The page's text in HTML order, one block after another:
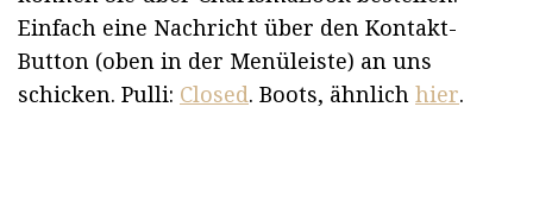
Einfach eine Nachricht über den Kontakt-
Button (oben in der Menüleiste) an uns
schicken. Pulli: Closed. Boots, ähnlich hier.